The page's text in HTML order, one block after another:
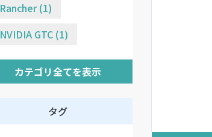
Rancher (1)
NVIDIA GTC (1)
カテゴリ全てを表示
タグ